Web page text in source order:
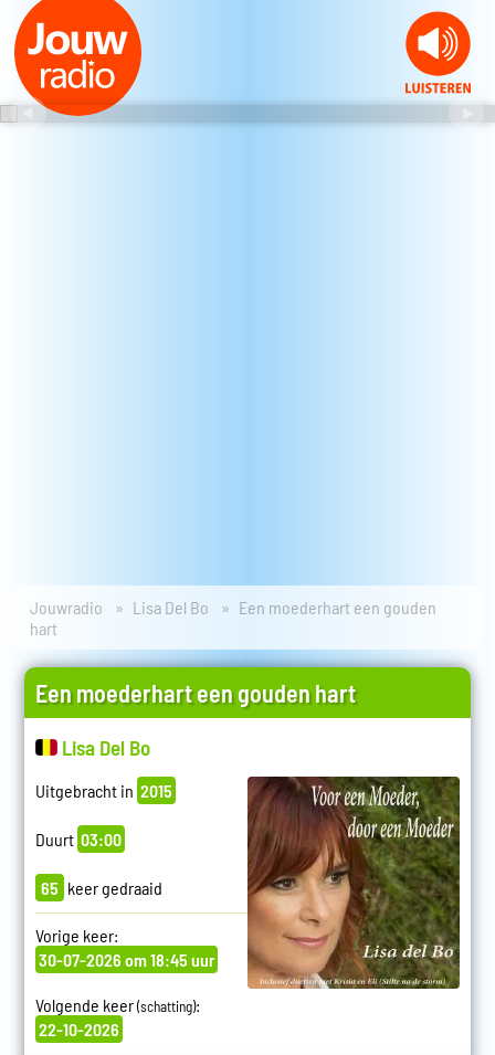
Jouwradio Lisa Del Bo
Een moederhart een gouden
hart
Een moederhart een gouden hart
Lisa Del Bo
Uitgebracht in 2015
Duurt 03:00
65 keer gedraaid
Vorige keer:
30-07-2026 om 18:45 uur
Volgende keer(schatting):
22-10-2026